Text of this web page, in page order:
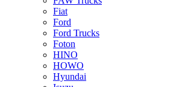
Fiat
Ford
Ford Trucks
Foton
HINO
HOWO
Hyundai